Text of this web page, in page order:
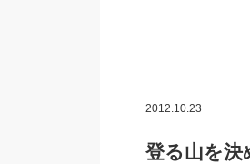
2012.10.23
登る山を決